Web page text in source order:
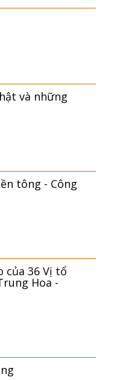
và những
tông - Công